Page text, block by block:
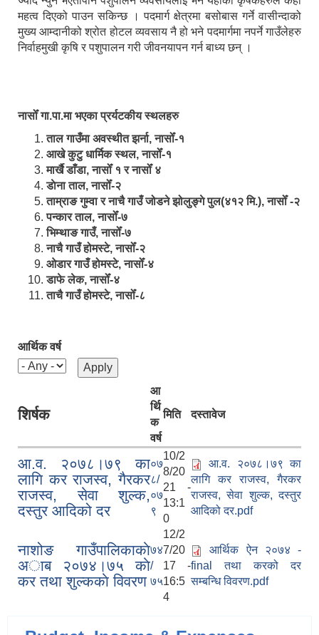
महत्व दिएको पाउन सकिन्छ । पदमार्ग क्षेत्रमा बसोबास गर्ने वासीन्दाको
मुख्य आम्दानीको श्रोत होटल व्यवसाय नै हो भने पदमार्गमा नपर्ने गाउँलेहरु
निर्वाहमुखी कृषि र पशुपालन गरी जीवनयापन गर्न बाध्य छन् ।
नासोँ गा.पा.मा भएका प्रर्यटकीय स्थलहरु
ताल गाउँमा अवस्थीत झर्ना, नासोँ-१
आखे कुटु धार्मिक स्थल, नासोँ-१
मार्खै डाँडा, नासोँ १ र नासोँ ४
डाेना ताल, नासोँ-२
ताम्राङ गुम्वा र नाचै गाउँ जोडने झोलुङ्गे पुल(४१२ मि.), नासोँ -२
पन्कार ताल, नासोँ-७
भिम्थाङ गाउँ, नासोँ-७
नाचै गाउँ होमस्टे, नासोँ-२
ओ‍‍‌डार गाउँ होमस्टे, नासोँ-४
डाफे लेक, नासोँ-४
ताचै गाउँ होमस्टे, नासोँ-८
आर्थिक वर्ष
शिर्षक
आ
र्थि
क
वर्ष
मिति दस्तावेज
आ‍.व. २०७८।७९ का
लागि कर राजस्व, गैरकर
राजस्व, सेवा शुल्क,
दस्तुर आदिको दर
०७
८/
०७
९
10/2
8/20
21 -
13:1
0
आ‍.व. २०७८।७९ का
लागि कर राजस्व, गैरकर
राजस्व, सेवा शुल्क, दस्तुर
आदिको दर.pdf
नाशोङ गाउँपालिकाकाे
अा‍ब‍ २०७४।७५ काे
कर तथा शुल्ककाे विवरण
७४
/
७५
12/2
7/20
17 -
16:5
4
आर्थिक ऐन २०७४ -
final तथा करको दर
सम्बन्धि विवरण.pdf